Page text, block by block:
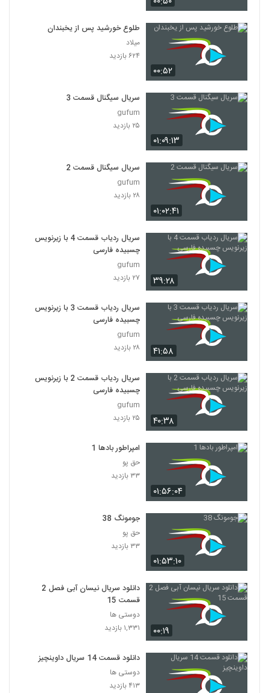
سریال افسانه دونگی ( 38 )
سریال افسانه دونگی ( 39)
۳۹۷ بازدید
سریال افسانه دونگی (40 )
41
سریال افسانه دونگی ( 41 )
سریال افسانه دونگی ( 42)
۴۶۱ بازدید
سریال افسانه دونگی ( 43 )
44
سریال افسانه دونگی ( 44 )
۷۴۸ بازدید
سریال افسانه دونگی ( 45)
۱۹۱ بازدید
سریال افسانه دونگی ( 46 )
47
سریال افسانه دونگی ( 47)
سریال افسانه دونگی ( 48)
۲۰۴ بازدید
سریال افسانه دونگی ( 49)
50
۲۸۴ بازدید
51
سریال افسانه دونگی ( 51)
۴۱۸ بازدید
سریال افسانه دونگی ( 52)
۰۰:۵۲
طلوع خورشید پس از یخبندان
میلاد
۶۲۴ بازدید
۰۱:۰۹:۱۳
سریال سیگنال قسمت 3
gufum
۲۵ بازدید
۰۱:۰۲:۴۱
سریال سیگنال قسمت 2
gufum
۲۸ بازدید
۳۹:۲۸
سریال ردیاب قسمت 4 با زیرنویس
چسبیده فارسی
gufum
۲۷ بازدید
۴۱:۵۸
سریال ردیاب قسمت 3 با زیرنویس
چسبیده فارسی
gufum
۲۸ بازدید
۴۰:۳۸
سریال ردیاب قسمت 2 با زیرنویس
چسبیده فارسی
gufum
۲۵ بازدید
۰۱:۵۶:۰۴
امپراطور بادها 1
حق پو
۳۳ بازدید
۰۱:۵۳:۱۰
جومونگ 38
حق پو
۳۳ بازدید
۰۰:۱۹
دانلود سریال نیسان آبی فصل 2
قسمت 15
دوستی ها
۱,۳۳۱ بازدید
دانلود قسمت 14 سریال داوینچیز
دوستی ها
۴۱۳ بازدید